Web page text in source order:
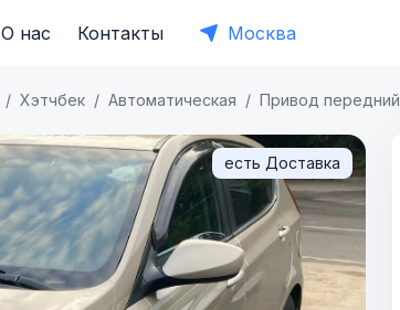
О нас Контакты Москва
Хэтчбек Автоматическая Привод передний
есть Доставка